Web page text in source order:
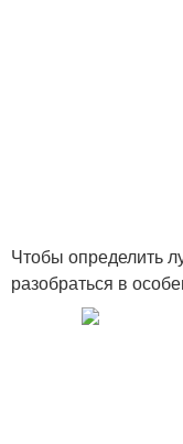
Чтобы определить
разобраться в